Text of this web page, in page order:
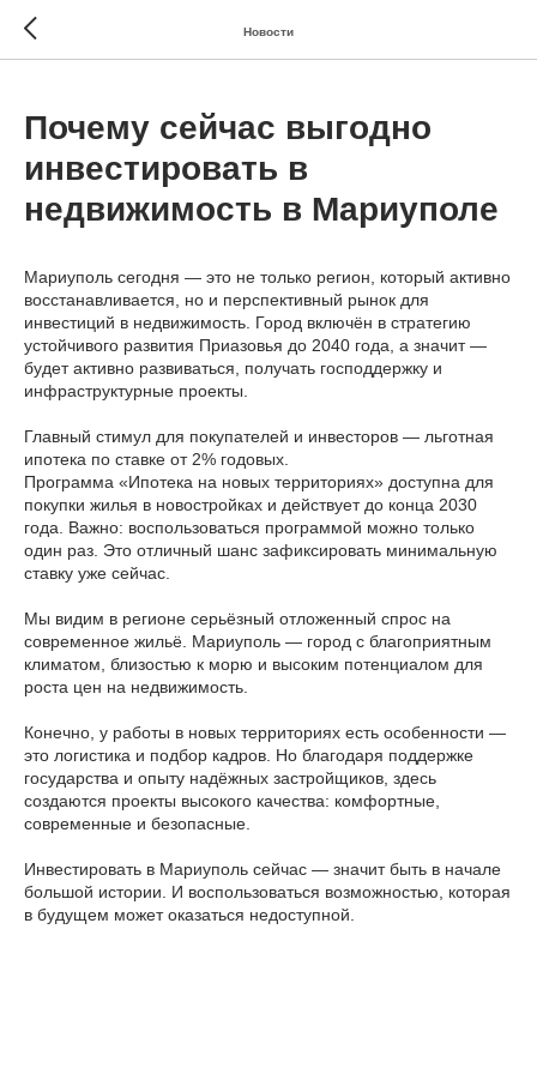
Новости
Почему сейчас выгодно
инвестировать в
недвижимость в Мариуполе
Мариуполь сегодня — это не только регион, который активно
восстанавливается, но и перспективный рынок для
инвестиций в недвижимость. Город включён в стратегию
устойчивого развития Приазовья до 2040 года, а значит —
будет активно развиваться, получать господдержку и
инфраструктурные проекты.
Главный стимул для покупателей и инвесторов — льготная
ипотека по ставке от 2% годовых.
Программа «Ипотека на новых территориях» доступна для
покупки жилья в новостройках и действует до конца 2030
года. Важно: воспользоваться программой можно только
один раз. Это отличный шанс зафиксировать минимальную
ставку уже сейчас.
Мы видим в регионе серьёзный отложенный спрос на
современное жильё. Мариуполь — город с благоприятным
климатом, близостью к морю и высоким потенциалом для
роста цен на недвижимость.
Конечно, у работы в новых территориях есть особенности —
это логистика и подбор кадров. Но благодаря поддержке
государства и опыту надёжных застройщиков, здесь
создаются проекты высокого качества: комфортные,
современные и безопасные.
Инвестировать в Мариуполь сейчас — значит быть в начале
большой истории. И воспользоваться возможностью, которая
в будущем может оказаться недоступной.